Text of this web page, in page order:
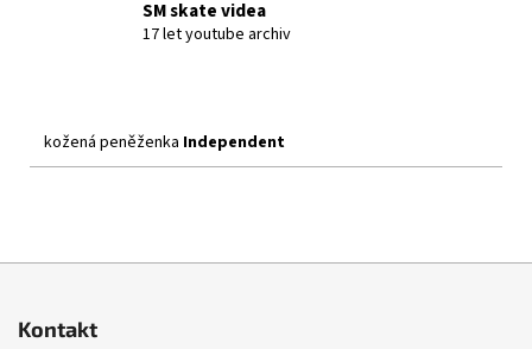
SM skate videa
17 let youtube archiv
kožená peněženka Independent
Kontakt